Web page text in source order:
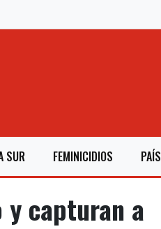
SUR FEMINICIDIOS PAÍS
y capturan a